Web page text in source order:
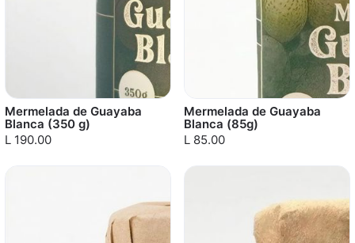
Mermelada de Guayaba
Blanca (350 g)
L 190.00
Mermelada de Guayaba
Blanca (85g)
L 85.00